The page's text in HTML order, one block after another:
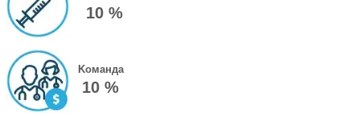
10 %
Kоманда
10 %